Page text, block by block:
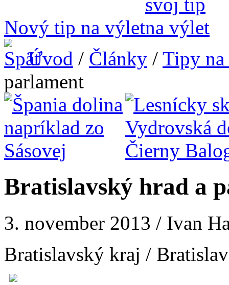
Nový tip na výlet
Úvod / Články / Tipy
parlament
Bratislavský hrad a
3. november 2013 / Ivan
Bratislavský kraj /